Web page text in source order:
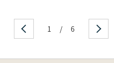
1 / 6